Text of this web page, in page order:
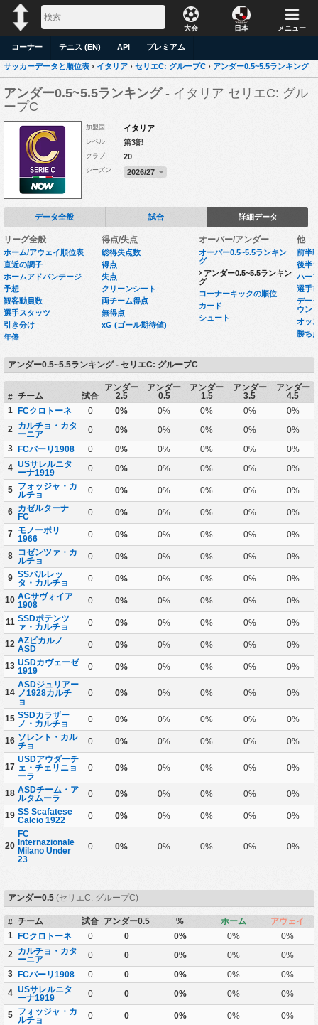
大会 日本 メニュー
コーナー テニス (EN) API プレミアム
サッカーデータと順位表 › イタリア › セリエC: グループC › アンダー0.5~5.5ランキング
アンダー0.5~5.5ランキング - イタリア セリエC: グル
ープC
加盟国 イタリア
レベル 第3部
クラブ 20
シーズン 2026/27
データ全般 試合 詳細データ
リーグ全般
ホーム/アウェイ順位表
直近の調子
ホームアドバンテージ
予想
観客動員数
選手スタッツ
引き分け
年俸
得点/失点
総得失点数
得点
失点
クリーンシート
両チーム得点
無得点
xG (ゴール期待値)
オーバー/アンダー
オーバー0.5~5.5ランキン
グ
アンダー0.5~5.5ランキン
グ
コーナーキックの順位
カード
シュート
他
前半
後半
ハー
選手
デー
ウン
オッ
勝ち
アンダー0.5~5.5ランキング - セリエC: グループC
# チーム 試合
アンダー
2.5
アンダー
0.5
アンダー
1.5
アンダー
3.5
アンダー
4.5
1 FCクロトーネ 0 0% 0% 0% 0% 0%
2
カルチョ・カタ
ーニア
0 0% 0% 0% 0% 0%
3 FCバーリ1908 0 0% 0% 0% 0% 0%
4
USサレルニタ
ーナ1919
0 0% 0% 0% 0% 0%
5
フォッジャ・カ
ルチョ
0 0% 0% 0% 0% 0%
6
カゼルターナ
FC
0 0% 0% 0% 0% 0%
7
モノーポリ
1966
0 0% 0% 0% 0% 0%
8
コゼンツァ・カ
ルチョ
0 0% 0% 0% 0% 0%
9
SSバルレッ
タ・カルチョ
0 0% 0% 0% 0% 0%
10 ACサヴォイア
1908
0 0% 0% 0% 0% 0%
11 SSDポテンツ
ァ・カルチョ
0 0% 0% 0% 0% 0%
12 AZピカルノ
ASD
0 0% 0% 0% 0% 0%
13 USDカヴェーゼ
1919
0 0% 0% 0% 0% 0%
14
ASDジュリアー
ノ1928カルチ
ョ
0 0% 0% 0% 0% 0%
15 SSDカラザー
ノ・カルチョ
0 0% 0% 0% 0% 0%
16 ソレント・カル
チョ
0 0% 0% 0% 0% 0%
17
USDアウダーチ
ェ・チェリニョ
ーラ
0 0% 0% 0% 0% 0%
18 ASDチーム・ア
ルタムーラ
0 0% 0% 0% 0% 0%
19 SS Scafatese
Calcio 1922
0 0% 0% 0% 0% 0%
20
FC
Internazionale
Milano Under
23
0 0% 0% 0% 0% 0%
アンダー0.5 (セリエC: グループC)
# チーム 試合 アンダー0.5 % ホーム アウェイ
1 FCクロトーネ 0 0 0% 0% 0%
2
カルチョ・カタ
ーニア
0 0 0% 0% 0%
3 FCバーリ1908 0 0 0% 0% 0%
4
USサレルニタ
ーナ1919
0 0 0% 0% 0%
5
フォッジャ・カ
ルチョ
0 0 0% 0% 0%